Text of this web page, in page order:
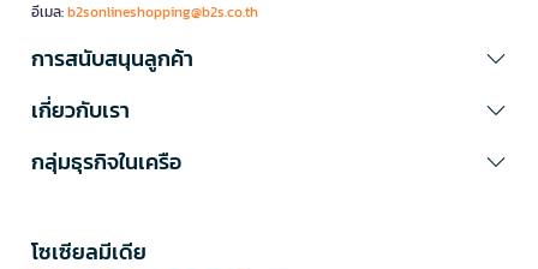
อีเมล:b2sonlineshopping@b2s.co.th
การสนับสนุนลูกค้า
เกี่ยวกับเรา
กลุ่มธุรกิจในเครือ
โซเซียลมีเดีย​